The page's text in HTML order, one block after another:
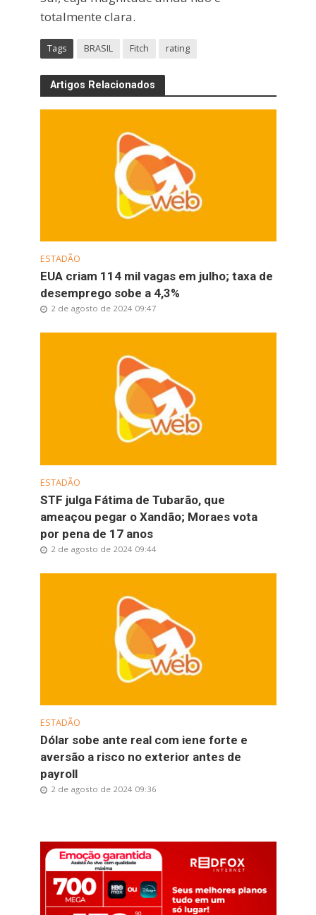
totalmente clara.
Tags BRASIL Fitch rating
Artigos Relacionados
ESTADÃO
EUA criam 114 mil vagas em julho; taxa de
desemprego sobe a 4,3%
2 de agosto de 2024 09:47
ESTADÃO
STF julga Fátima de Tubarão, que
ameaçou pegar o Xandão; Moraes vota
por pena de 17 anos
2 de agosto de 2024 09:44
ESTADÃO
Dólar sobe ante real com iene forte e
aversão a risco no exterior antes de
payroll
2 de agosto de 2024 09:36